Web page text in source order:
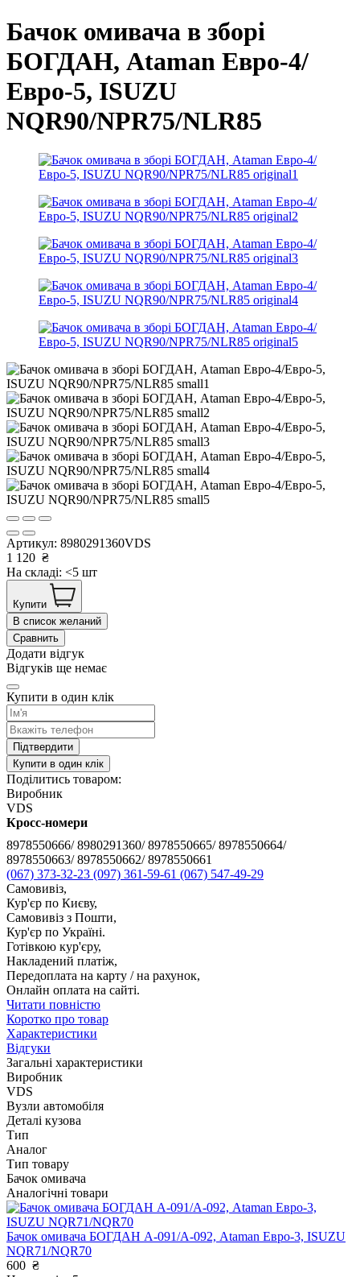
Бачок омивача в зборі
БОГДАН, Ataman Евро-4/
Евро-5, ISUZU
NQR90/NPR75/NLR85
Артикул: 8980291360VDS
1 120 ₴
На складі: <5 шт
Купити
В список желаний
Сравнить
Додати відгук
Відгуків ще немає
Купити в один клік
Підтвердити
Купити в один клік
Поділитись товаром:
Виробник
VDS
Кросс-номери
8978550666/ 8980291360/ 8978550665/ 8978550664/
8978550663/ 8978550662/ 8978550661
(067) 373-32-23 (097) 361-59-61 (067) 547-49-29
Самовивіз,
Кур'єр по Києву,
Самовивіз з Пошти,
Кур'єр по Україні.
Готівкою кур'єру,
Накладений платіж,
Передоплата на карту / на рахунок,
Онлайн оплата на сайті.
Читати повністю
Коротко про товар
Характеристики
Відгуки
Загальні характеристики
Виробник
VDS
Вузли автомобіля
Деталі кузова
Тип
Аналог
Тип товару
Бачок омивача
Аналогічні товари
Бачок омивача БОГДАН А-091/А-092, Ataman Евро-3, ISUZU
NQR71/NQR70
600 ₴